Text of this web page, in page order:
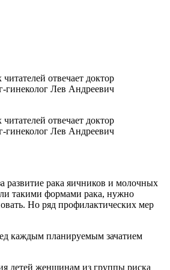
отвечает доктор
гинеколог Лев Андреевич
отвечает доктор
гинеколог Лев Андреевич
развитие рака яичников и молочных
такими формами рака, нужно
Но ряд профилактических мер
каждым планируемым зачатием
детей женщинам из группы риска